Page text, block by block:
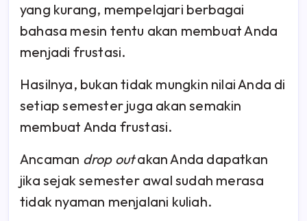
yang kurang, mempelajari berbagai
bahasa mesin tentu akan membuat Anda
menjadi frustasi.
Hasilnya, bukan tidak mungkin nilai Anda di
setiap semester juga akan semakin
membuat Anda frustasi.
Ancaman drop outakan Anda dapatkan
jika sejak semester awal sudah merasa
tidak nyaman menjalani kuliah.